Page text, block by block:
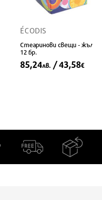
ÉCODIS
Стеаринови свещи -
12 бр.
85,24лв. / 43,58€